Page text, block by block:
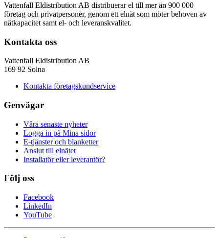
Vattenfall Eldistribution AB distribuerar el till mer än 900 000
företag och privatpersoner, genom ett elnät som möter behoven av
nätkapacitet samt el- och leveranskvalitet.
Kontakta oss
Vattenfall Eldistribution AB
169 92 Solna
Kontakta företagskundservice
Genvägar
Våra senaste nyheter
Logga in på Mina sidor
E-tjänster och blanketter
Anslut till elnätet
Installatör eller leverantör?
Följ oss
Facebook
LinkedIn
YouTube